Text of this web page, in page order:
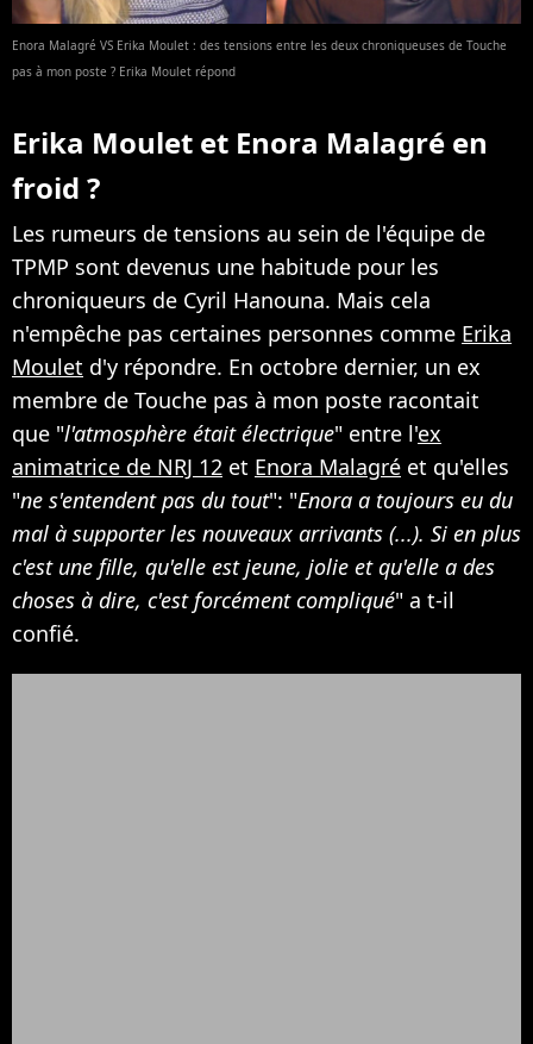
Enora Malagré VS Erika Moulet : des tensions entre les deux chroniqueuses de Touche
pas à mon poste ? Erika Moulet répond
Erika Moulet et Enora Malagré en
froid ?
Les rumeurs de tensions au sein de l'équipe de
TPMP sont devenus une habitude pour les
chroniqueurs de Cyril Hanouna. Mais cela
n'empêche pas certaines personnes comme Erika
Moulet d'y répondre. En octobre dernier, un ex
membre de Touche pas à mon poste racontait
que "l'atmosphère était électrique" entre l'ex
animatrice de NRJ 12 et Enora Malagré et qu'elles
"ne s'entendent pas du tout": "Enora a toujours eu du
mal à supporter les nouveaux arrivants (...). Si en plus
c'est une fille, qu'elle est jeune, jolie et qu'elle a des
choses à dire, c'est forcément compliqué" a t-il
confié.